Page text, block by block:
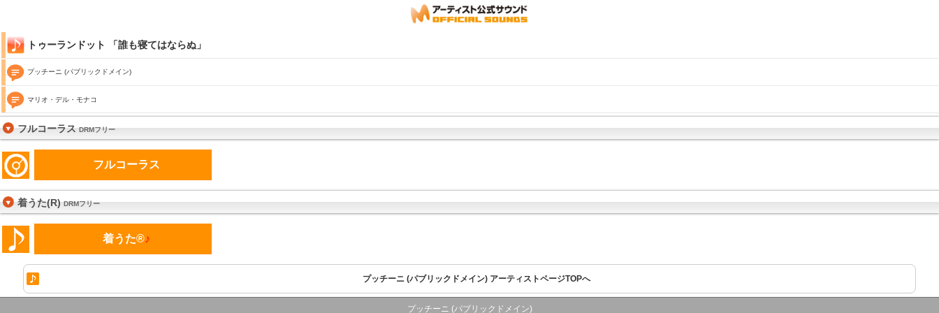
トゥーランドット 「誰も寝てはならぬ」
プッチーニ (パブリックドメイン)
マリオ・デル・モナコ
フルコーラスDRMフリー
フルコーラス
着うた(R)DRMフリー
着うた®♪
プッチーニ (パブリックドメイン) アーティストページTOPへ
プッチーニ (パブリックドメイン)